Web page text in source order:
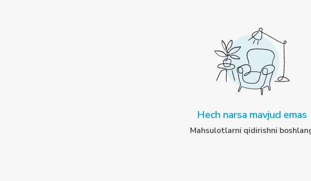
Hech narsa mavjud emas
Mahsulotlarni qidirishni